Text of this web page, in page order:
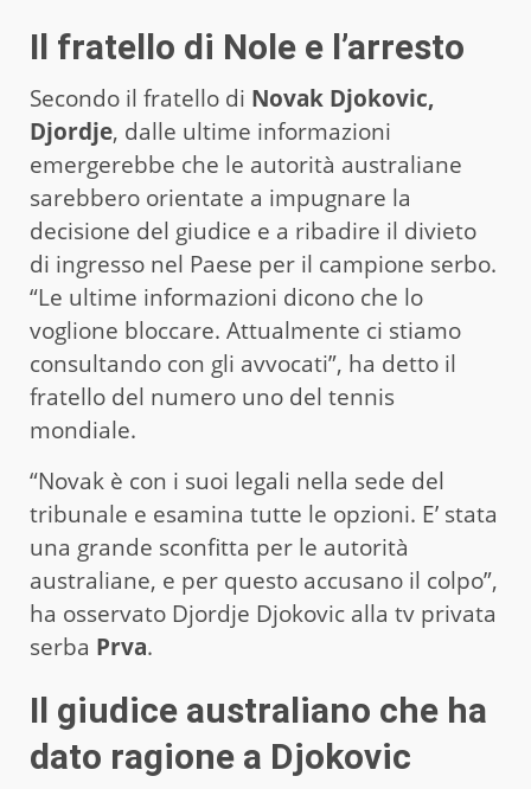
Il fratello di Nole e l’arresto
Secondo il fratello di Novak Djokovic,
Djordje, dalle ultime informazioni
emergerebbe che le autorità australiane
sarebbero orientate a impugnare la
decisione del giudice e a ribadire il divieto
di ingresso nel Paese per il campione serbo.
“Le ultime informazioni dicono che lo
voglione bloccare. Attualmente ci stiamo
consultando con gli avvocati”, ha detto il
fratello del numero uno del tennis
mondiale.
“Novak è con i suoi legali nella sede del
tribunale e esamina tutte le opzioni. E’ stata
una grande sconfitta per le autorità
australiane, e per questo accusano il colpo”,
ha osservato Djordje Djokovic alla tv privata
serba Prva.
Il giudice australiano che ha
dato ragione a Djokovic